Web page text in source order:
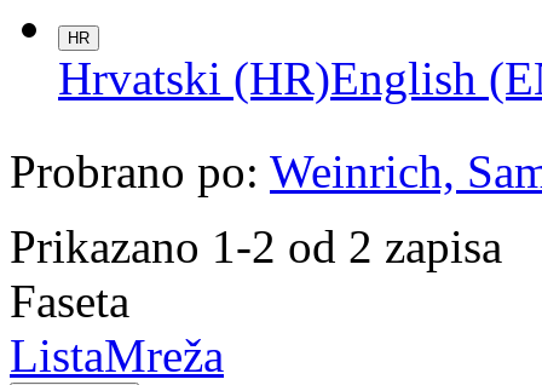
HR
Hrvatski (HR)English
Probrano po: Weinrich,
Prikazano 1-2 od 2 zapisa
Faseta
ListaMreža